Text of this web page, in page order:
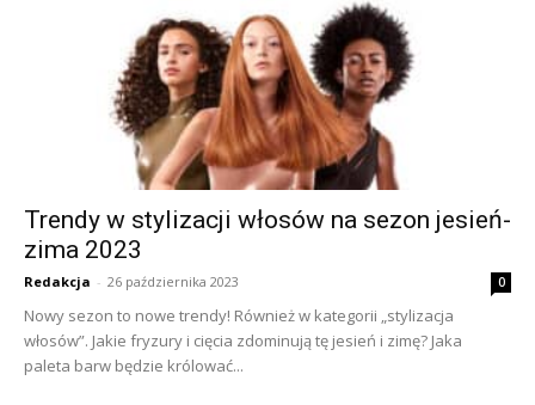
Trendy w stylizacji włosów na sezon jesień-
zima 2023
Redakcja - 26 października 2023 0
Nowy sezon to nowe trendy! Również w kategorii „stylizacja
włosów”. Jakie fryzury i cięcia zdominują tę jesień i zimę? Jaka
paleta barw będzie królować...